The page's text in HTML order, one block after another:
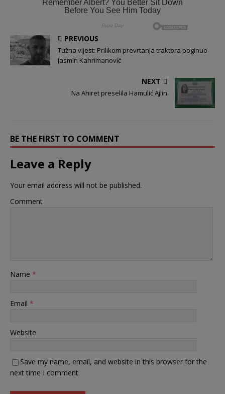
PREVIOUS
Tužna vijest: Prilikom prevrtanja traktora poginuo
Jasmin Kahrimanović
NEXT
Na Ahiret preselila Hamulić Ajlin
BE THE FIRST TO COMMENT
Leave a Reply
Your email address will not be published.
Comment
Name *
Email *
Website
Save my name, email, and website in this browser for the
next time I comment.